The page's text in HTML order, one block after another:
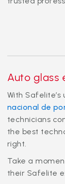
Auto glass
With
nacional de
technicians
the best
right.
Take a
their Safelite